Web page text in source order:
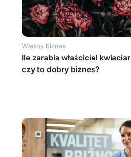
Własny biznes
Ile zarabia właściciel
czy to dobry biznes?